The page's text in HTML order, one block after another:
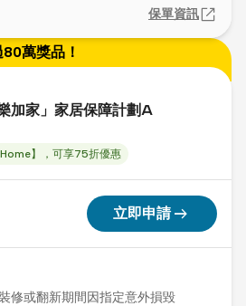
保單資訊
萬獎品！
樂加家」家居保障計劃A
】，可享75折優惠
立即申請arrow_right_alt
修或翻新期間因指定意外損毀